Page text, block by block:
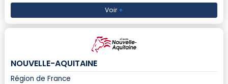
Voir+
NOUVELLE-AQUITAINE
Région de France